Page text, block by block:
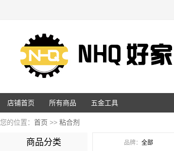
店铺首页 所有商品 五金工具
您的位置： 首页 >> 粘合剂
商品分类 品牌： 全部